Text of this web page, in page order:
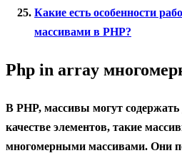
Какие есть особенности
массивами в PHP?
Php in array
В PHP, массивы могут
качестве элементов, такие
многомерными массивами. Они